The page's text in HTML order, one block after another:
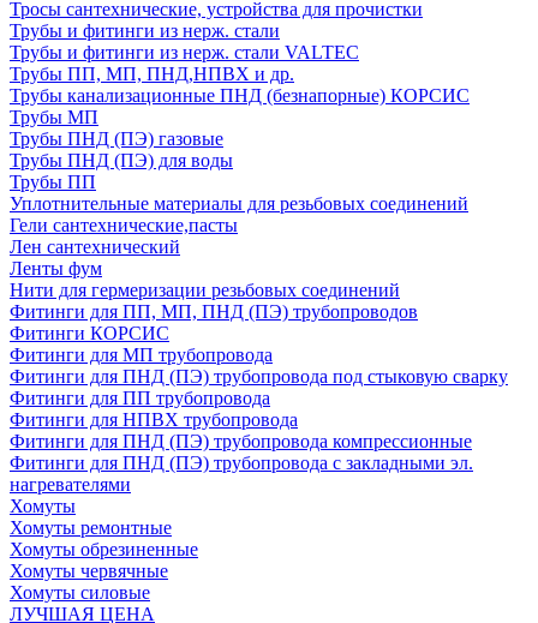
Тросы сантехнические, устройства для прочистки
Трубы и фитинги из нерж. стали
Трубы и фитинги из нерж. стали VALTEC
Трубы ПП, МП, ПНД,НПВХ и др.
Трубы канализационные ПНД (безнапорные) КОРСИС
Трубы МП
Трубы ПНД (ПЭ) газовые
Трубы ПНД (ПЭ) для воды
Трубы ПП
Уплотнительные материалы для резьбовых соединений
Гели сантехнические,пасты
Лен сантехнический
Ленты фум
Нити для гермеризации резьбовых соединений
Фитинги для ПП, МП, ПНД (ПЭ) трубопроводов
Фитинги КОРСИС
Фитинги для МП трубопровода
Фитинги для ПНД (ПЭ) трубопровода под стыковую сварку
Фитинги для ПП трубопровода
Фитинги для НПВХ трубопровода
Фитинги для ПНД (ПЭ) трубопровода компрессионные
Фитинги для ПНД (ПЭ) трубопровода с закладными эл.
нагревателями
Хомуты
Хомуты ремонтные
Хомуты обрезиненные
Хомуты червячные
Хомуты силовые
ЛУЧШАЯ ЦЕНА